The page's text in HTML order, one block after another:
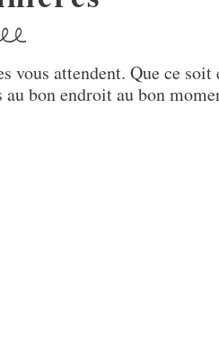
vous attendent. Que ce
au bon endroit au bon